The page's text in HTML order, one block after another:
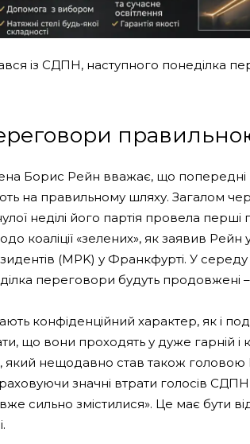
із СДПН, наступного понеділка
Борис Рейн вважає, що попередні
на правильному шляху. Загалом
неділі його партія провела перші
коаліції «зелених», як заявив Рейн
(MPK) у Франкфурті. У
переговори будуть продовжені
конфіденційний характер, як і
що вони проходять у дуже гарній і
який нещодавно став також
значні втрати голосів
сильно змістилися». Це має бути